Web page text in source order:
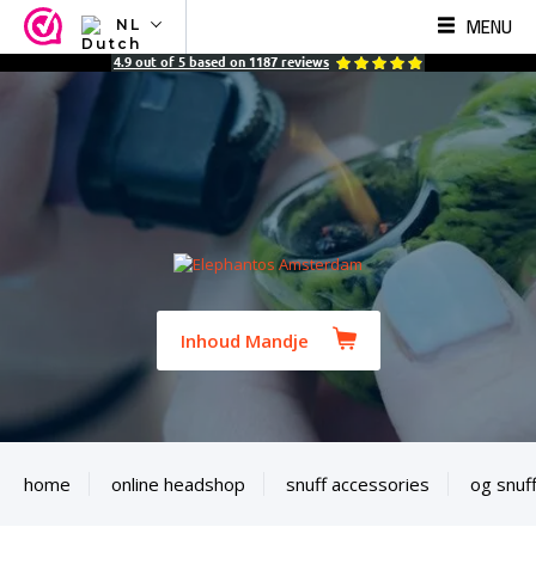
NL
NL
ES
MENU
4.9 out of 5 based on 1187 reviews
Inhoud Mandje
home online headshop snuff accessories og snuff